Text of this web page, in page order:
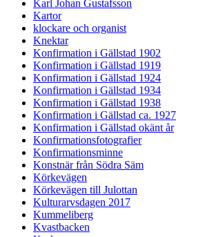
Karl Johan Gustafsson
Kartor
klockare och organist
Knektar
Konfirmation i Gällstad 1902
Konfirmation i Gällstad 1919
Konfirmation i Gällstad 1924
Konfirmation i Gällstad 1934
Konfirmation i Gällstad 1938
Konfirmation i Gällstad ca. 1927
Konfirmation i Gällstad okänt år
Konfirmationsfotografier
Konfirmationsminne
Konstnär från Södra Säm
Körkevägen
Körkevägen till Julottan
Kulturarvsdagen 2017
Kummeliberg
Kvastbacken